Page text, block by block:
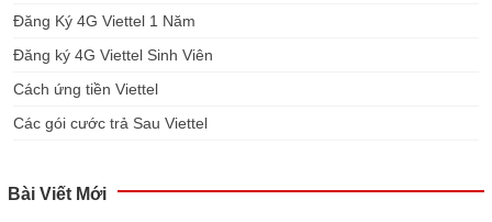
Đăng Ký 4G Viettel 1 Năm
Đăng ký 4G Viettel Sinh Viên
Cách ứng tiền Viettel
Các gói cước trả Sau Viettel
Bài Viết Mới